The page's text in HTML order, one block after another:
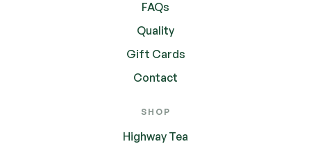
FAQs
Quality
Gift Cards
Contact
SHOP
Highway Tea